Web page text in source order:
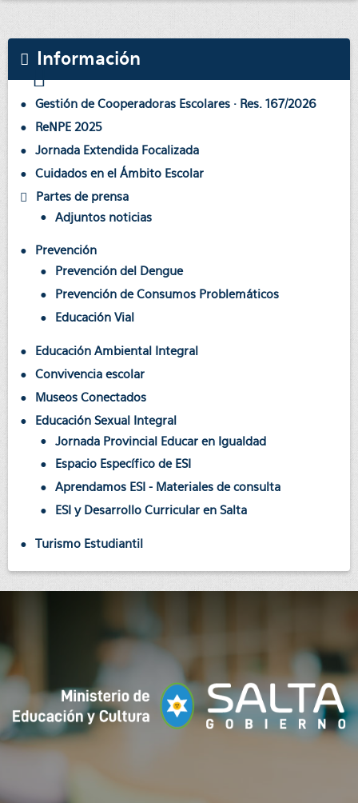
Información
Gestión de Cooperadoras Escolares · Res. 167/2026
ReNPE 2025
Jornada Extendida Focalizada
Cuidados en el Ámbito Escolar
Partes de prensa
Adjuntos noticias
Prevención
Prevención del Dengue
Prevención de Consumos Problemáticos
Educación Vial
Educación Ambiental Integral
Convivencia escolar
Museos Conectados
Educación Sexual Integral
Jornada Provincial Educar en Igualdad
Espacio Específico de ESI
Aprendamos ESI - Materiales de consulta
ESI y Desarrollo Curricular en Salta
Turismo Estudiantil